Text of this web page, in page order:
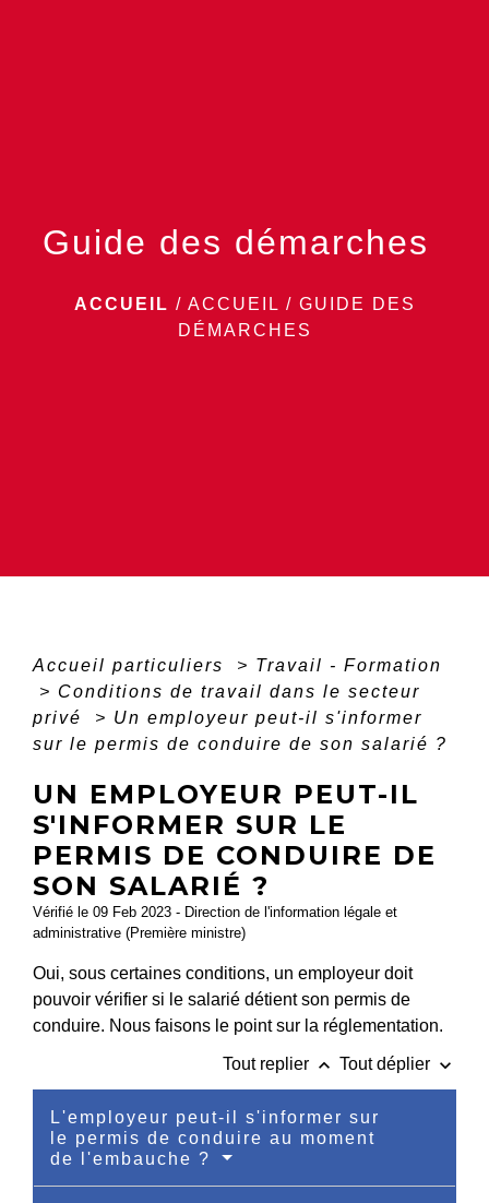
Guide des démarches
ACCUEIL / ACCUEIL / GUIDE DES
DÉMARCHES
Accueil particuliers > Travail - Formation
> Conditions de travail dans le secteur
privé
> Un employeur peut-il s'informer
sur le permis de conduire de son salarié ?
UN EMPLOYEUR PEUT-IL
S'INFORMER SUR LE
PERMIS DE CONDUIRE DE
SON SALARIÉ ?
Vérifié le 09 Feb 2023 - Direction de l'information légale et
administrative (Première ministre)
Oui, sous certaines conditions, un employeur doit
pouvoir vérifier si le salarié détient son permis de
conduire. Nous faisons le point sur la réglementation.
Tout replier keyboard_arrow_up Tout déplier keyboard_arrow_down
L'employeur peut-il s'informer sur
le permis de conduire au moment
de l'embauche ?